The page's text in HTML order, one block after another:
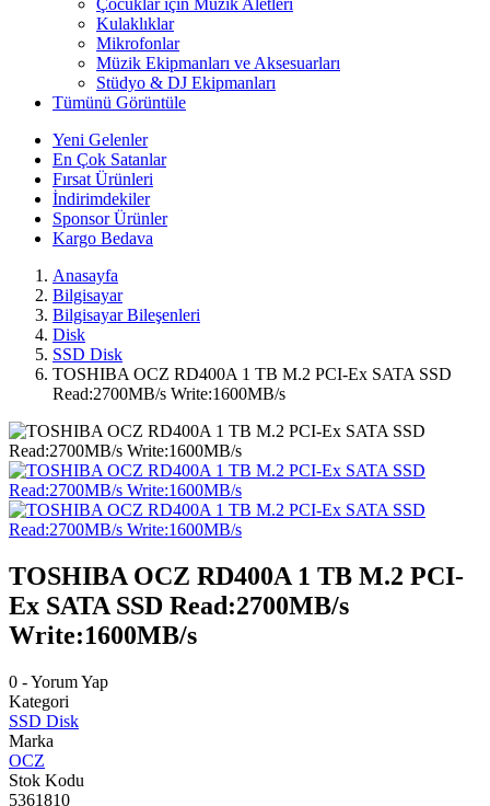
Çocuklar için Müzik Aletleri
Kulaklıklar
Mikrofonlar
Müzik Ekipmanları ve Aksesuarları
Stüdyo & DJ Ekipmanları
Tümünü Görüntüle
Yeni Gelenler
En Çok Satanlar
Fırsat Ürünleri
İndirimdekiler
Sponsor Ürünler
Kargo Bedava
Anasayfa
Bilgisayar
Bilgisayar Bileşenleri
Disk
SSD Disk
TOSHIBA OCZ RD400A 1 TB M.2 PCI-Ex SATA SSD
Read:2700MB/s Write:1600MB/s
TOSHIBA OCZ RD400A 1 TB M.2 PCI-
Ex SATA SSD Read:2700MB/s
Write:1600MB/s
0 - Yorum Yap
Kategori
SSD Disk
Marka
OCZ
Stok Kodu
5361810